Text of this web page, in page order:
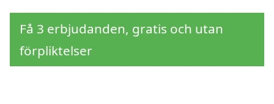
Få 3 erbjudanden, gratis och utan
förpliktelser